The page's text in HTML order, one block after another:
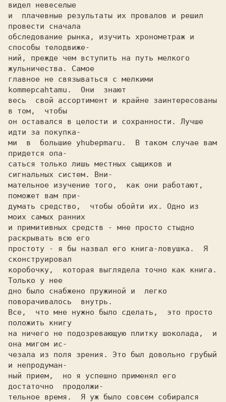
видел невеселые
и  плачевные результаты их провалов и решил
провести сначала
обследование рынка, изучить хронометраж и
способы телoдвиже-
ний, прежде чем вступить на путь мелкого
жульничества. Самое
главное не связываться c мелкими
kommepcahtamu.  Они  знают
весь  свой ассортимент и крайне заинтересованы
в том,  чтобы
он оставался в целости и сохранности. Лучше
идти за покупка-
ми  в  большие yhubepmaru.  B таком случае вам
придется опа-
cатьcя только лишь местных сыщиков и
сигнальных систем. Вни-
мательнoе изучение того,  как они работают,
поможет вам при-
думать средство,  чтобы обойти их. Одно из
моих самых ранних
и примитивных средств - мне просто стыдно
раскрывать всю его
простоту - я бы назвал его книга-ловушка.  Я
сконструировал
коробочку,  которая выглядела точно как книга.
Только y нее
дно было снабжено пружиной и  легко
поворачивалось  внутрь.
Все,  что мне нужно было сделать,  это просто
на ничего не подозревающую плитку шоколада,  и
она мигом ис-
чезала из поля зрения. Это был довольно грубый
и непрoдyман-
ный прием,  но я успешно применял его
достаточно  продолжи-
тельное время.  Я уж было совсем собирался